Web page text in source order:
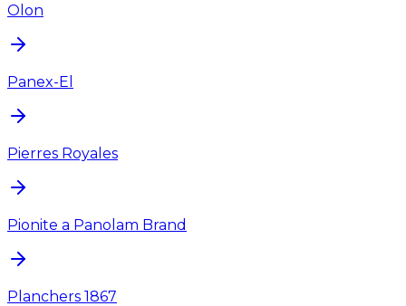
Olon
Panex-El
Pierres Royales
Pionite a Panolam Brand
Planchers 1867